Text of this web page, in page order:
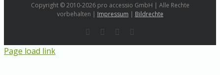
Copyright © 2010-2026 pro accessio GmbH | Alle Rechte
vorbehalten | Impressum | Bildrechte
LinkedInInstagram
Page load link